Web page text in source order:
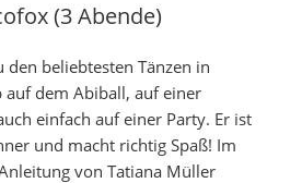
(3 Abende)
den beliebtesten Tänzen in
auf dem Abiball, auf einer
einfach auf einer Party. Er ist
und macht richtig Spaß! Im
von Tatiana Müller